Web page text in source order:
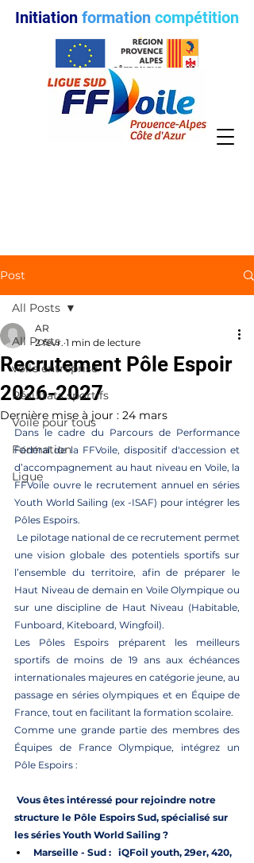
Initiation formation compétition
Post
All Posts
voile entreprise
Résultats sportifs
Voile pour tous
Formation
Ligue
All Posts
Recrutement Pôle Espoir
2026-2027
AR
2 févr. 1 min de lecture
Dernière mise à jour : 24 mars
Dans le cadre du Parcours de Performance
Fédéral de la FFVoile, dispositif d'accession et
d’accompagnement au haut niveau en Voile, la
FFVoile ouvre le recrutement annuel en séries
Youth World Sailing (ex -ISAF) pour intégrer les
Pôles Espoirs.
Le pilotage national de ce recrutement permet
une vision globale des potentiels sportifs sur
l’ensemble du territoire, afin de préparer le
Haut Niveau de demain en Voile Olympique ou
sur une discipline de Haut Niveau (Habitable,
Funboard, Kiteboard, Wingfoil).
Les Pôles Espoirs préparent les meilleurs
sportifs de moins de 19 ans aux échéances
internationales majeures en catégorie jeune, au
passage en séries olympiques et en Équipe de
France, tout en facilitant la formation scolaire.
Comme une grande partie des membres des
Équipes de France Olympique, intégrez un
Pôle Espoirs :
structure le Pôle Espoirs Sud, spécialisé sur
les séries Youth World Sailing ?
Marseille - Sud :   iQFoil youth, 29er, 420,